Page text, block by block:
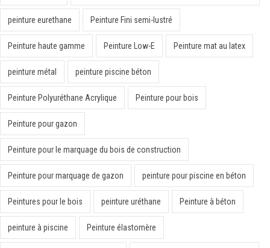
peinture eurethane Peinture Fini semi-lustré
Peinture haute gamme Peinture Low-E Peinture mat au latex
peinture métal peinture piscine béton
Peinture Polyuréthane Acrylique Peinture pour bois
Peinture pour gazon
Peinture pour le marquage du bois de construction
Peinture pour marquage de gazon peinture pour piscine en béton
Peintures pour le bois peinture uréthane Peinture à béton
peinture à piscine Peinture élastomère